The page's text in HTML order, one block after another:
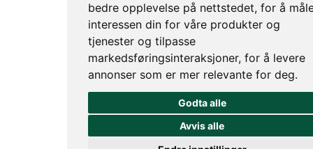
bedre opplevelse på nettstedet,for å
interessen din for våre produkter og
tjenester og tilpasse
markedsføringsinteraksjoner,for å levere
annonser som er mer relevante for deg.
Godta alle
Avvis alle